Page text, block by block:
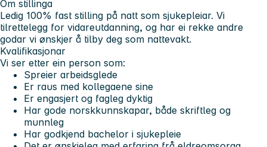
Om stillinga
Ledig 100% fast stilling på natt som sjukepleiar. Vi
tilrettelegg for vidareutdanning, og har ei rekke andre
godar vi ønskjer å tilby deg som nattevakt.
Kvalifikasjonar
Vi ser etter ein person som:
Spreier arbeidsglede
Er raus med kollegaene sine
Er engasjert og fagleg dyktig
Har gode norskkunnskapar, både skriftleg og
munnleg
Har godkjend bachelor i sjukepleie